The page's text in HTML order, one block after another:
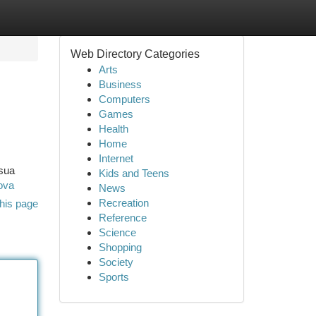
page
Web Directory Categories
Arts
Business
Computers
Games
Health
Home
Internet
Kids and Teens
News
Recreation
Reference
Science
Shopping
Society
Sports